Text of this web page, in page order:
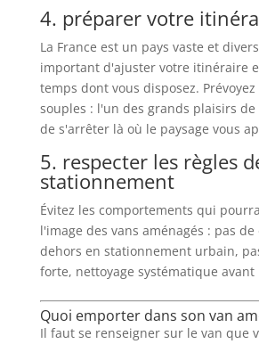
4. préparer votre
La France est un pays vaste et
important d'ajuster votre itinéraire
temps dont vous disposez.
souples : l'un des grands plaisirs
de s'arrêter là où le paysage vous
5. respecter les règles
stationnement
Évitez les comportements qui
l'image des vans aménagés : pas
dehors en stationnement urbain,
forte, nettoyage systématique avant
Quoi emporter dans son van
Il faut se renseigner sur le van que